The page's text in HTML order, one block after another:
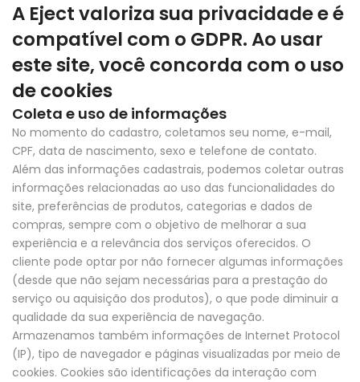
A Eject valoriza sua privacidade e é
compatível com o GDPR. Ao usar
este site, você concorda com o uso
de cookies
Coleta e uso de informações
No momento do cadastro, coletamos seu nome, e-mail,
CPF, data de nascimento, sexo e telefone de contato.
Além das informações cadastrais, podemos coletar outras
informações relacionadas ao uso das funcionalidades do
site, preferências de produtos, categorias e dados de
compras, sempre com o objetivo de melhorar a sua
experiência e a relevância dos serviços oferecidos. O
cliente pode optar por não fornecer algumas informações
(desde que não sejam necessárias para a prestação do
serviço ou aquisição dos produtos), o que pode diminuir a
qualidade da sua experiência de navegação.
Armazenamos também informações de Internet Protocol
(IP), tipo de navegador e páginas visualizadas por meio de
cookies. Cookies são identificações da interação com